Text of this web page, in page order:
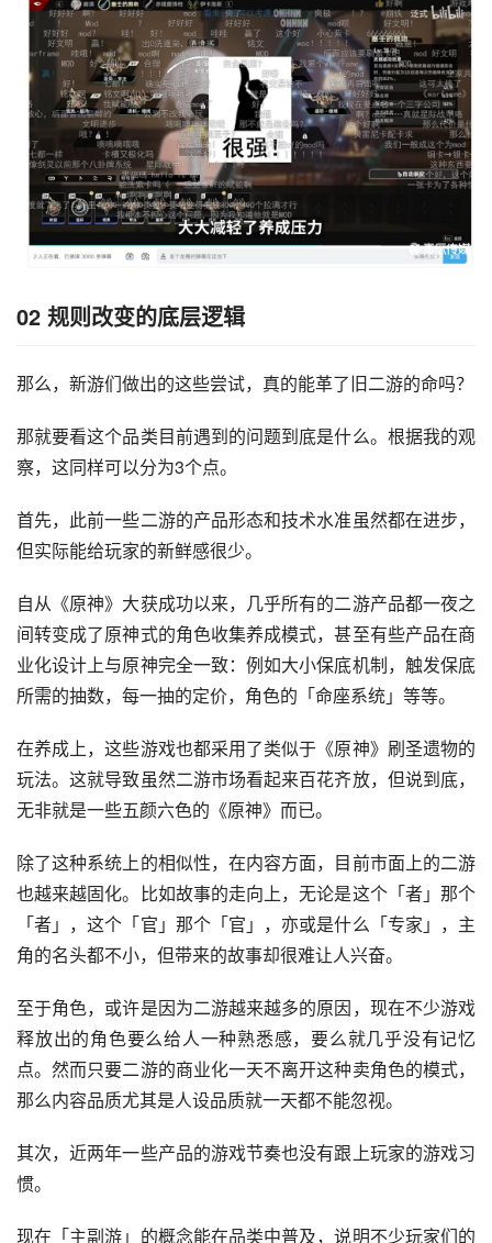
02 规则改变的底层逻辑
那么，新游们做出的这些尝试，真的能革了旧二游的命吗？
那就要看这个品类目前遇到的问题到底是什么。根据我的观
察，这同样可以分为3个点。
首先，此前一些二游的产品形态和技术水准虽然都在进步，
但实际能给玩家的新鲜感很少。
自从《原神》大获成功以来，几乎所有的二游产品都一夜之
间转变成了原神式的角色收集养成模式，甚至有些产品在商
业化设计上与原神完全一致：例如大小保底机制，触发保底
所需的抽数，每一抽的定价，角色的「命座系统」等等。
在养成上，这些游戏也都采用了类似于《原神》刷圣遗物的
玩法。这就导致虽然二游市场看起来百花齐放，但说到底，
无非就是一些五颜六色的《原神》而已。
除了这种系统上的相似性，在内容方面，目前市面上的二游
也越来越固化。比如故事的走向上，无论是这个「者」那个
「者」，这个「官」那个「官」，亦或是什么「专家」，主
角的名头都不小，但带来的故事却很难让人兴奋。
至于角色，或许是因为二游越来越多的原因，现在不少游戏
释放出的角色要么给人一种熟悉感，要么就几乎没有记忆
点。然而只要二游的商业化一天不离开这种卖角色的模式，
那么内容品质尤其是人设品质就一天都不能忽视。
其次，近两年一些产品的游戏节奏也没有跟上玩家的游戏习
惯。
现在「主副游」的概念能在品类中普及，说明不少玩家们的